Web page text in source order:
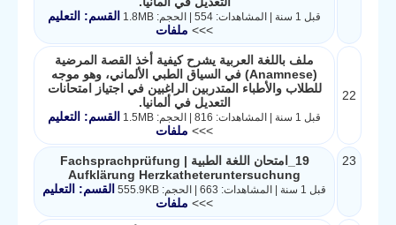
قبل 1 سنة | المشاهدات: 554 | الحجم: 1.8MB
القسم: التعليم
>>> ملفات
22
ملف باللغة العربية يشرح كيفية أخذ القصة المرضية
(Anamnese) في السياق الطبي الألماني، وهو موجه
للطلاب والأطباء المتدربين الراغبين في اجتياز امتحانات
التعديل في ألمانيا.
قبل 1 سنة | المشاهدات: 816 | الحجم: 1.5MB
القسم: التعليم
>>> ملفات
23
19_امتحان اللغة الطبية Fachsprachprüfung |
Aufklärung Herzkatheteruntersuchung
قبل 1 سنة | المشاهدات: 663 | الحجم: 555.9KB
القسم: التعليم
>>> ملفات